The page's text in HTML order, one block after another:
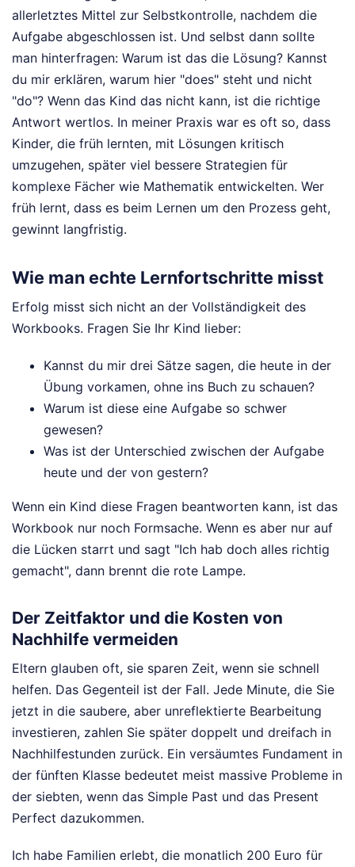
allerletztes Mittel zur Selbstkontrolle, nachdem die
Aufgabe abgeschlossen ist. Und selbst dann sollte
man hinterfragen: Warum ist das die Lösung? Kannst
du mir erklären, warum hier "does" steht und nicht
"do"? Wenn das Kind das nicht kann, ist die richtige
Antwort wertlos. In meiner Praxis war es oft so, dass
Kinder, die früh lernten, mit Lösungen kritisch
umzugehen, später viel bessere Strategien für
komplexe Fächer wie Mathematik entwickelten. Wer
früh lernt, dass es beim Lernen um den Prozess geht,
gewinnt langfristig.
Wie man echte Lernfortschritte misst
Erfolg misst sich nicht an der Vollständigkeit des
Workbooks. Fragen Sie Ihr Kind lieber:
Kannst du mir drei Sätze sagen, die heute in der
Übung vorkamen, ohne ins Buch zu schauen?
Warum ist diese eine Aufgabe so schwer
gewesen?
Was ist der Unterschied zwischen der Aufgabe
heute und der von gestern?
Wenn ein Kind diese Fragen beantworten kann, ist das
Workbook nur noch Formsache. Wenn es aber nur auf
die Lücken starrt und sagt "Ich hab doch alles richtig
gemacht", dann brennt die rote Lampe.
Der Zeitfaktor und die Kosten von
Nachhilfe vermeiden
Eltern glauben oft, sie sparen Zeit, wenn sie schnell
helfen. Das Gegenteil ist der Fall. Jede Minute, die Sie
jetzt in die saubere, aber unreflektierte Bearbeitung
investieren, zahlen Sie später doppelt und dreifach in
Nachhilfestunden zurück. Ein versäumtes Fundament in
der fünften Klasse bedeutet meist massive Probleme in
der siebten, wenn das Simple Past und das Present
Perfect dazukommen.
Ich habe Familien erlebt, die monatlich 200 Euro für